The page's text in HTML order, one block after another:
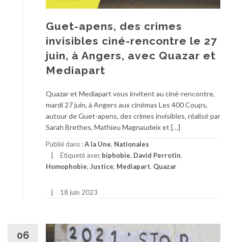
Guet-apens, des crimes
invisibles ciné-rencontre le 27
juin, à Angers, avec Quazar et
Mediapart
Quazar et Mediapart vous invitent au ciné-rencontre,
mardi 27 juin, à Angers aux cinémas Les 400 Coups,
autour de Guet-apens, des crimes invisibles, réalisé par
Sarah Brethes, Mathieu Magnaudeix et […]
Publié dans :A la Une, Nationales
Étiqueté avec biphobie, David Perrotin,
Homophobie, Justice, Mediapart, Quazar
18 juin 2023
06